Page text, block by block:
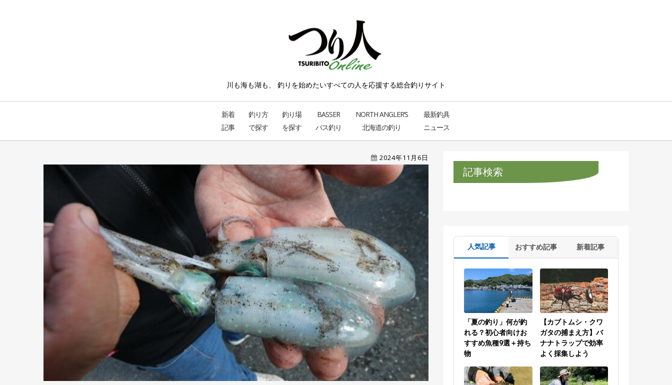
川も海も湖も、 釣りを始めたいすべての人を応援する総合釣りサイト
新着
記事
釣り方
で探す
釣り場
を探す
BASSER
バス釣り
NORTH ANGLER’S
北海道の釣り
最新釣具
ニュース
2024年11月6日
記事検索
人気記事 おすすめ記事 新着記事
「夏の釣り」何が釣
れる？初心者向けお
すすめ魚種9選＋持ち
物
【カブトムシ・クワ
ガタの捕まえ方】バ
ナナトラップで効率
よく採集しよう